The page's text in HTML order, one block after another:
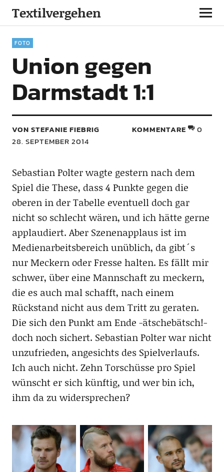
Textilvergehen
FOTO
Union gegen
Darmstadt 1:1
VON STEFANIE FIEBRIG
28. SEPTEMBER 2014
KOMMENTARE 0
Sebastian Polter wagte gestern nach dem
Spiel die These, dass 4 Punkte gegen die
oberen in der Tabelle eventuell doch gar
nicht so schlecht wären, und ich hätte gerne
applaudiert. Aber Szenenapplaus ist im
Medienarbeitsbereich unüblich, da gibt´s
nur Meckern oder Fresse halten. Es fällt mir
schwer, über eine Mannschaft zu meckern,
die es auch mal schafft, nach einem
Rückstand nicht aus dem Tritt zu geraten.
Die sich den Punkt am Ende -ätschebätsch!-
doch noch sichert. Sebastian Polter war nicht
unzufrieden, angesichts des Spielverlaufs.
Ich auch nicht. Zehn Torschüsse pro Spiel
wünscht er sich künftig, und wer bin ich,
ihm da zu widersprechen?